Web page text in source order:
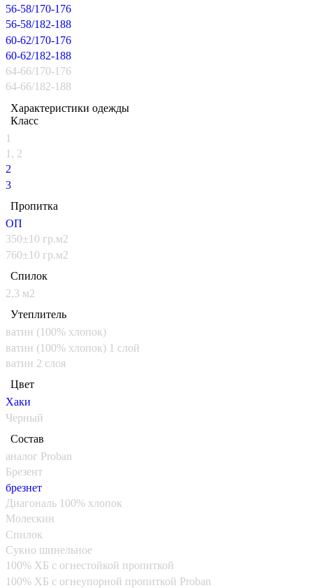
56-58/170-176
56-58/182-188
60-62/170-176
60-62/182-188
64-66/170-176
64-66/182-188
Характеристики одежды
Класс
1
1, 2
2
3
Пропитка
ОП
350±10 гр.м2
760±10 гр.м2
Спилoк
2,3 м2
Утеплитель
ватин (100% хлопок)
ватин (100% хлопок) 1 слой
ватин 2 слоя
Цвет
Хаки
Черный
Состав
аналог Proban
Брезент
брезнет
Диагональ 100% хлопок
Молескин
Спилок
Сукно шинельное
100% ХБ с огнестойкой пропиткой
100% ХБ с огнеупорной пропиткой Proban